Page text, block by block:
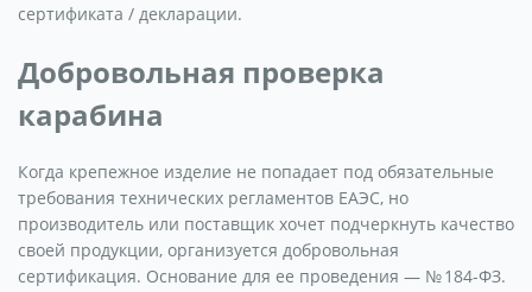
сертификата / декларации.
Добровольная проверка
карабина
Когда крепежное изделие не попадает под обязательные
требования технических регламентов ЕАЭС, но
производитель или поставщик хочет подчеркнуть качество
своей продукции, организуется добровольная
сертификация. Основание для ее проведения — № 184-ФЗ.